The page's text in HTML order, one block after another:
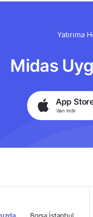
Yatırıma
Midas
App
'dan indir
Borsa İstanbul